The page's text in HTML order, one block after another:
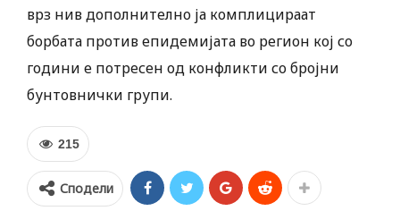
врз нив дополнително ја комплицираат
борбата против епидемијата во регион кој со
години е потресен од конфликти со бројни
бунтовнички групи.
215
Сподели